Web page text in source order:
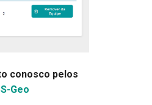
conosco pelos
Geo